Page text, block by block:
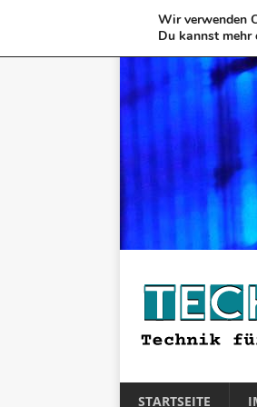
STARTSEITE
Wir verwenden
Du kannst mehr